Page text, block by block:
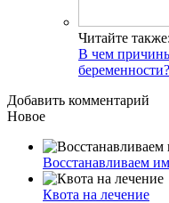
Читайте также:
В чем
беременности?
Добавить комментарий
Новое
Восстанавливаем
Квота на лечение